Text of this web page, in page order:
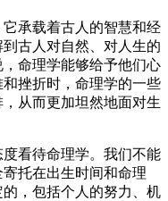
承载着古人的智慧和经
古人对自然、对人生的
命理学能够给予他们心
挫折时，命理学的一些
从而更加坦然地面对生
看待命理学。我们不能
托在出生时间和命理
，包括个人的努力、机